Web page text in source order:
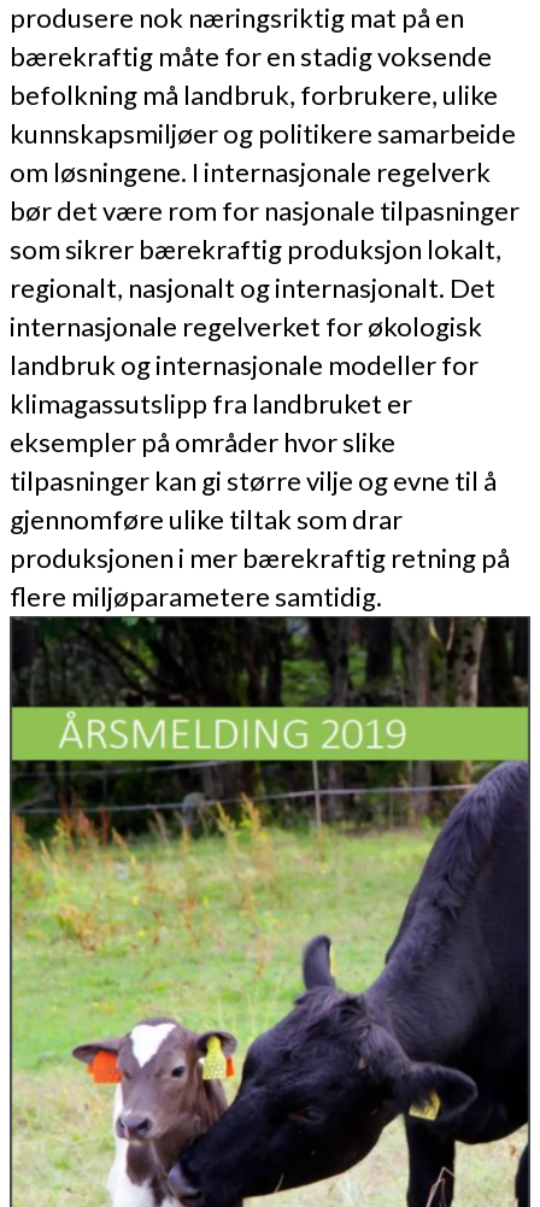
produsere nok næringsriktig mat på en
bærekraftig måte for en stadig voksende
befolkning må landbruk, forbrukere, ulike
kunnskapsmiljøer og politikere samarbeide
om løsningene. I internasjonale regelverk
bør det være rom for nasjonale tilpasninger
som sikrer bærekraftig produksjon lokalt,
regionalt, nasjonalt og internasjonalt. Det
internasjonale regelverket for økologisk
landbruk og internasjonale modeller for
klimagassutslipp fra landbruket er
eksempler på områder hvor slike
tilpasninger kan gi større vilje og evne til å
gjennomføre ulike tiltak som drar
produksjonen i mer bærekraftig retning på
flere miljøparametere samtidig.